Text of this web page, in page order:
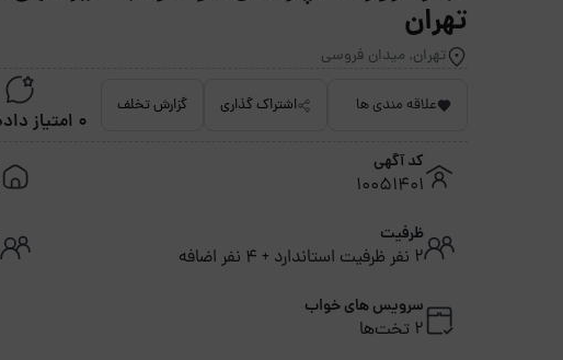
تهران
تهران, میدان فروسی
علاقه مندی ها اشتراک گذاری گزارش تخلف
0 امتیاز داده نشده
کد آگهی
10051401
ظرفیت
2 نفر ظرفیت استاندارد + 4 نفر اضافه
سرویس های خواب
2 تخت‌ها